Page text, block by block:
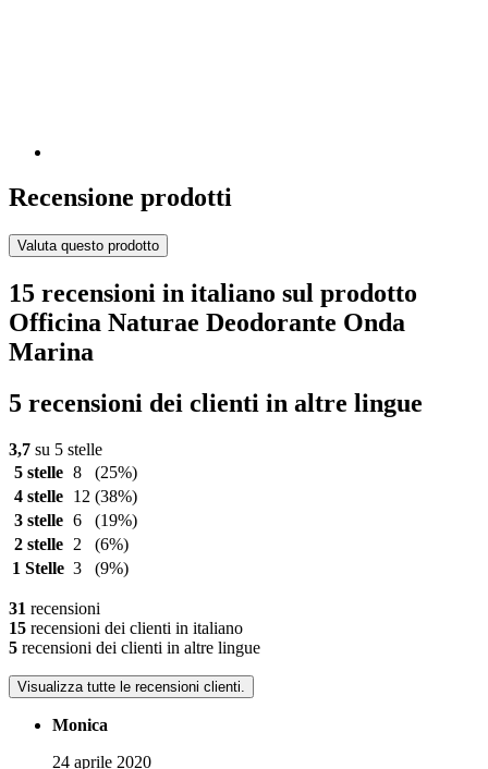
Recensione prodotti
Valuta questo prodotto
15 recensioni in italiano sul prodotto
Officina Naturae Deodorante Onda
Marina
5 recensioni dei clienti in altre lingue
3,7 su 5 stelle
5 stelle 8
(25%)
4 stelle
12 (38%)
3 stelle 6
(19%)
2 stelle
2
(6%)
1 Stelle 3 (9%)
31 recensioni
15 recensioni dei clienti in italiano
5 recensioni dei clienti in altre lingue
Visualizza tutte le recensioni clienti.
Monica
24 aprile 2020